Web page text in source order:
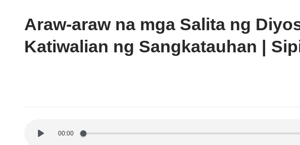
Araw-araw na mga Salita ng
Katiwalian ng Sangkatauhan |
00:00